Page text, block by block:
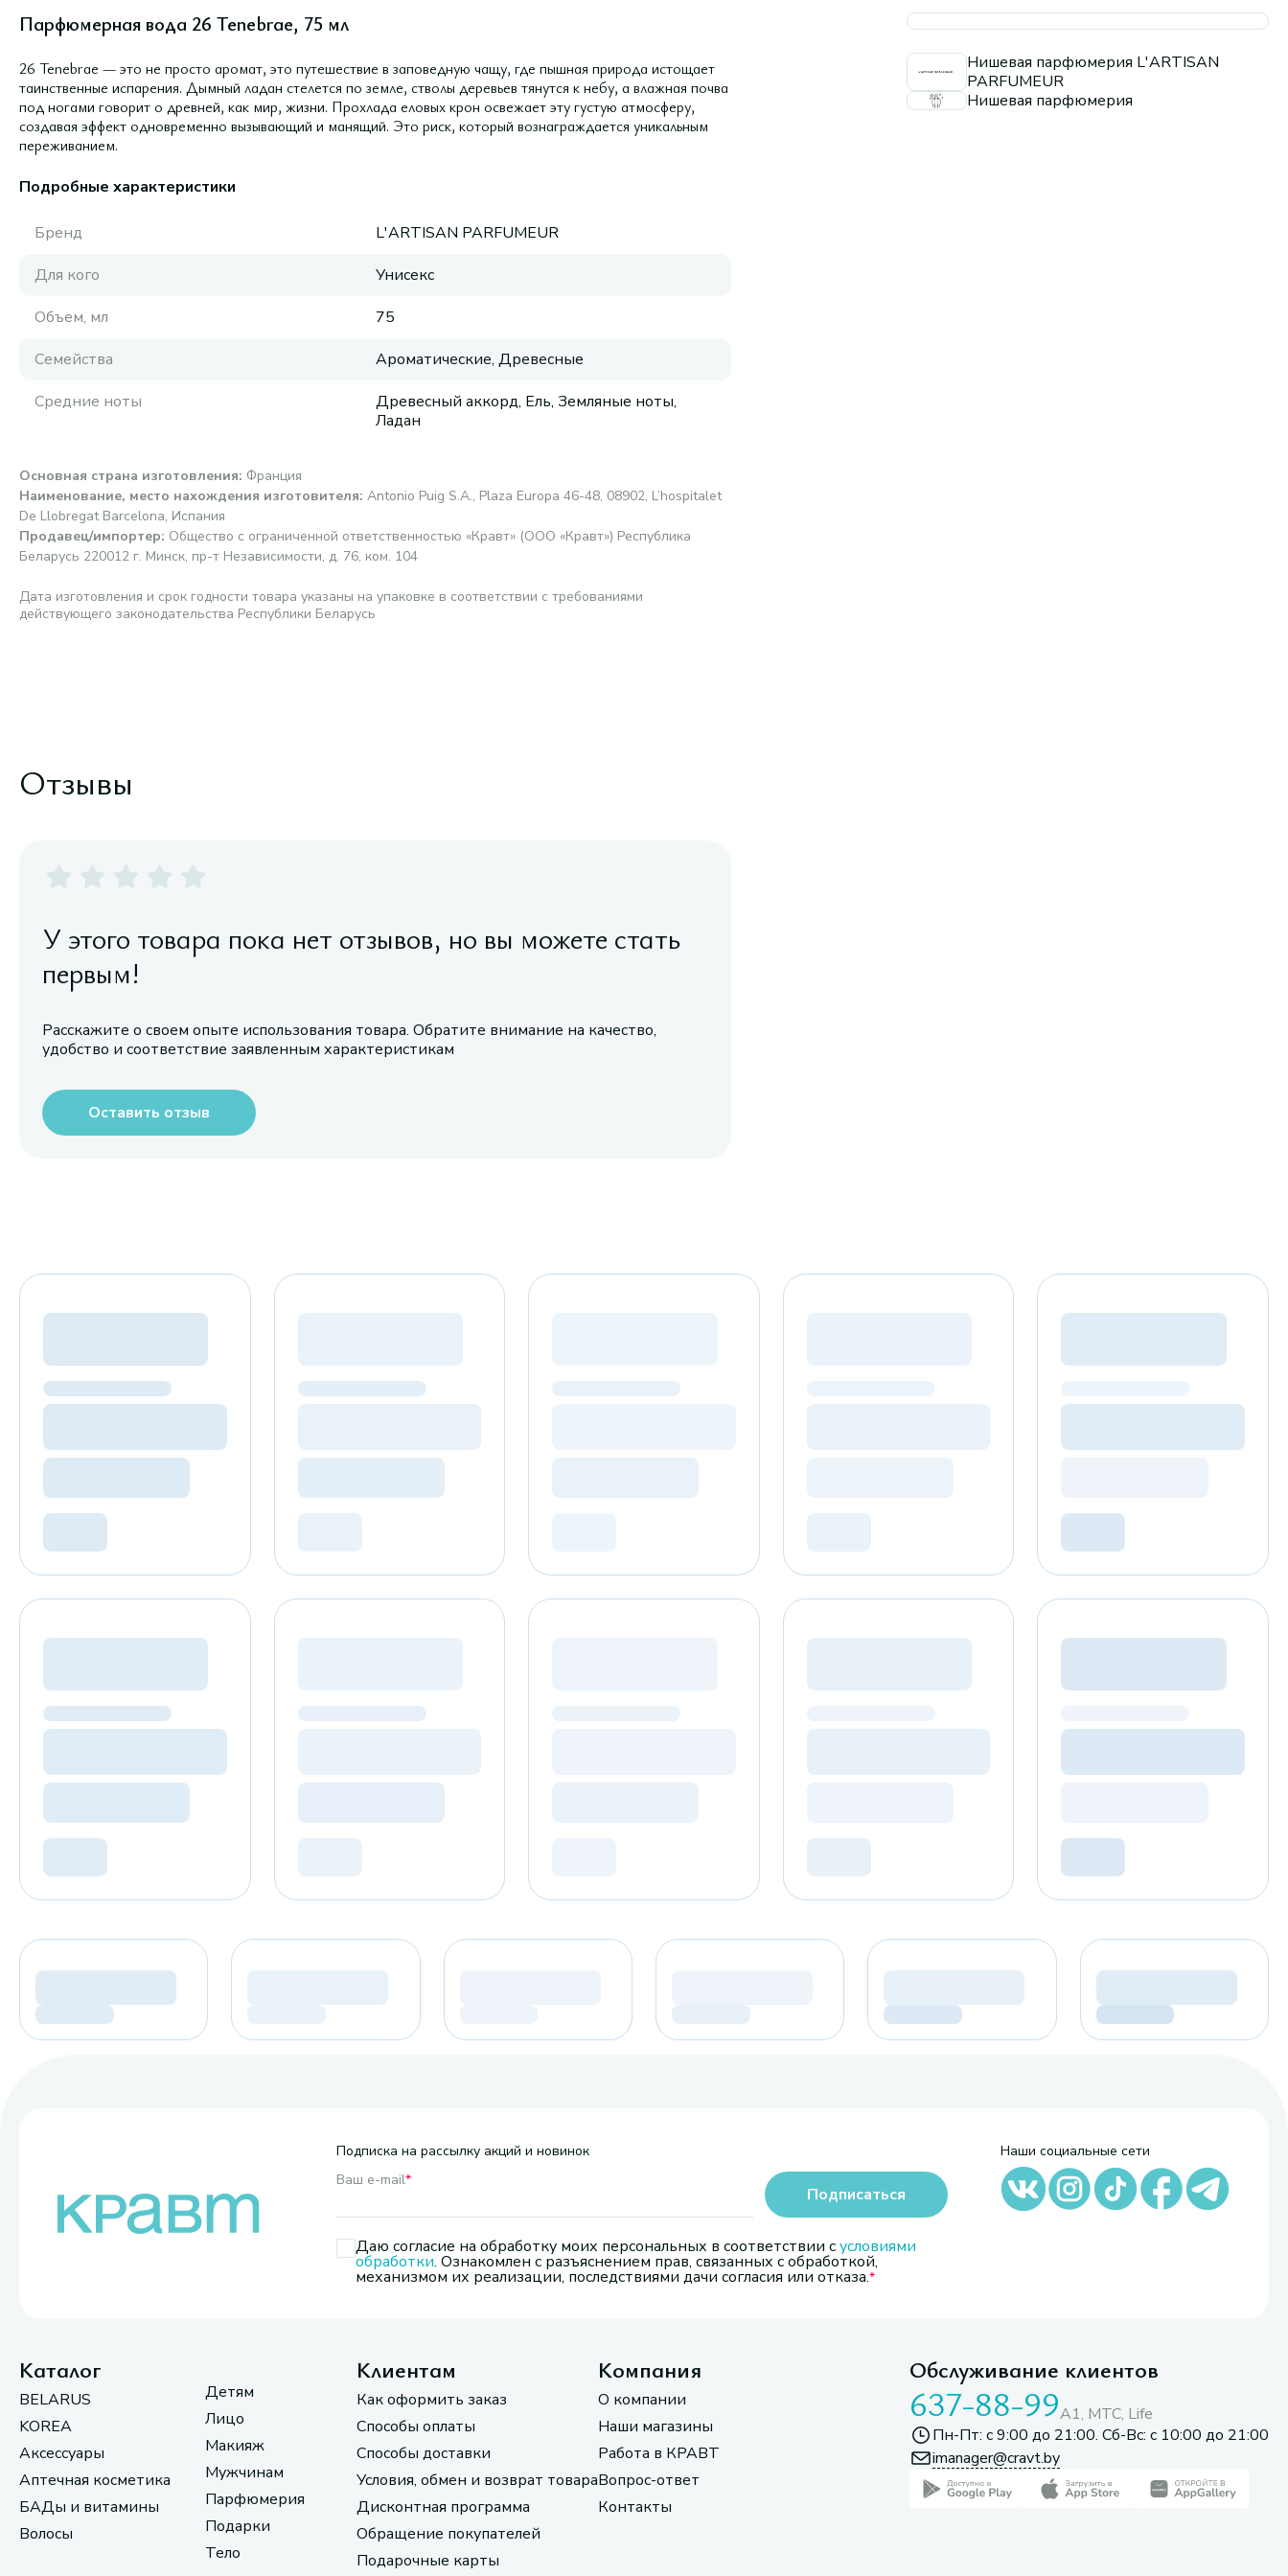
Парфюмерная вода 26 Tenebrae, 75 мл
26 Tenebrae — это не просто аромат, это путешествие в заповедную чащу, где пышная природа истощает
таинственные испарения. Дымный ладан стелется по земле, стволы деревьев тянутся к небу, а влажная почва
под ногами говорит о древней, как мир, жизни. Прохлада еловых крон освежает эту густую атмосферу,
создавая эффект одновременно вызывающий и манящий. Это риск, который вознаграждается уникальным
переживанием.
Подробные характеристики
Бренд
L'ARTISAN PARFUMEUR
Для кого
Унисекс
Объем, мл
75
Семейства
Ароматические, Древесные
Средние ноты
Древесный аккорд, Ель, Земляные ноты,
Ладан
Основная страна изготовления: Франция
Наименование, место нахождения изготовителя: Antonio Puig S.A., Plaza Europa 46-48, 08902, L’hospitalet
De Llobregat Barcelona, Испания
Продавец/импортер: Общество с ограниченной ответственностью «Кравт» (ООО «Кравт») Республика
Беларусь 220012 г. Минск, пр-т Независимости, д. 76, ком. 104
Дата изготовления и срок годности товара указаны на упаковке в соответствии с требованиями
действующего законодательства Республики Беларусь
Нишевая парфюмерия L'ARTISAN
PARFUMEUR
Нишевая парфюмерия
Отзывы
У этого товара пока нет отзывов, но вы можете стать
первым!
Расскажите о своем опыте использования товара. Обратите внимание на качество,
удобство и соответствие заявленным характеристикам
Оставить отзыв
Подписка на рассылку акций и новинок
Ваш e-mail*
Даю согласие на обработку моих персональных в соответствии сусловиями
обработки. Ознакомлен с разъяснением прав, связанных с обработкой,
механизмом их реализации, последствиями дачи согласия или отказа.
Подписаться
Наши социальные сети
Каталог
BELARUS
KOREA
Аксессуары
Аптечная косметика
БАДы и витамины
Волосы
Детям
Лицо
Макияж
Мужчинам
Парфюмерия
Подарки
Тело
Клиентам
Как оформить заказ
Способы оплаты
Способы доставки
Условия, обмен и возврат товара
Дисконтная программа
Обращение покупателей
Подарочные карты
Компания
О компании
Наши магазины
Работа в КРАВТ
Вопрос-ответ
Контакты
Обслуживание клиентов
637-88-99A1, МТС, Life
Пн-Пт: с 9:00 до 21:00. Сб-Вс: с 10:00 до 21:00
imanager@cravt.by